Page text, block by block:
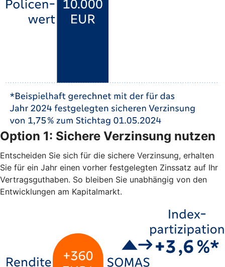
Option 1: Sichere Verzinsung nutzen
Entscheiden Sie sich für die sichere Verzinsung, erhalten
Sie für ein Jahr einen vorher festgelegten Zinssatz auf Ihr
Vertragsguthaben. So bleiben Sie unabhängig von den
Entwicklungen am Kapitalmarkt.